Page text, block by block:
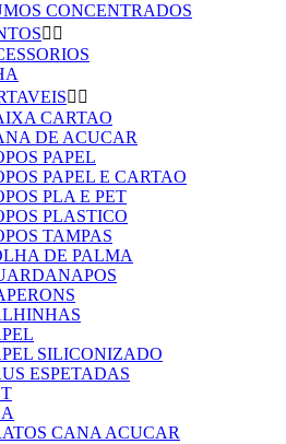
CONCENTRADOS
 
 
CARTAO
DE ACUCAR
PAPEL
PAPEL E CARTAO
PLA E PET
PLASTICO
TAMPAS
DE PALMA
SILICONIZADO
ESPETADAS
CANA ACUCAR